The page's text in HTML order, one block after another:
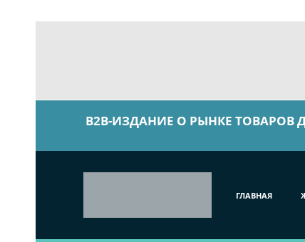
B2B-ИЗДАНИЕ О РЫНКЕ ТОВАРОВ
ГЛАВНАЯ